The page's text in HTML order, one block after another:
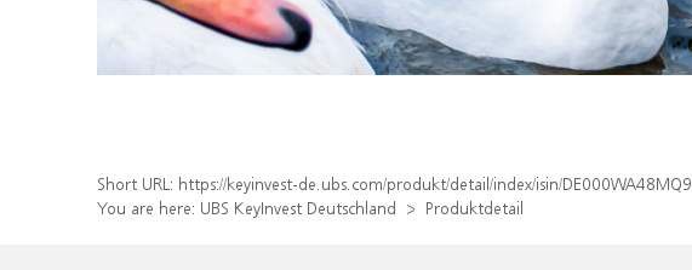
Short URL: https://keyinvest-de.ubs.com/produkt/detail/index/isin/DE000WA48MQ9
You are here: UBS KeyInvest Deutschland Produktdetail